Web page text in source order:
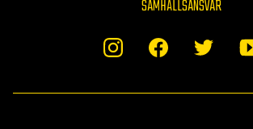
SAMHÄLLSANSVAR